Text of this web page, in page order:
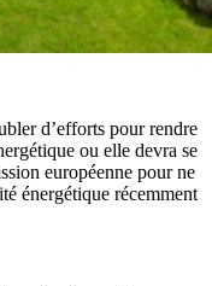
d’efforts pour rendre
ou elle devra se
européenne pour ne
énergétique récemment